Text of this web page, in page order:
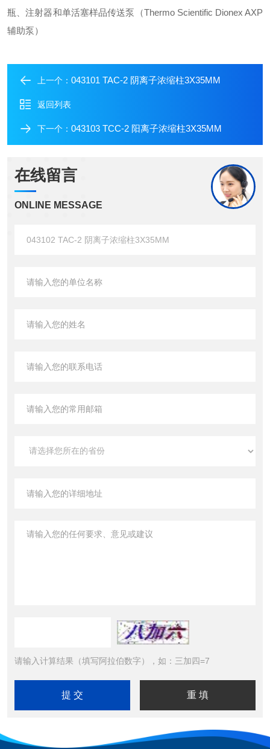
瓶、注射器和单活塞样品传送泵（Thermo Scientific Dionex AXP
辅助泵）
上一个： 043101 TAC-2 阴离子浓缩柱3X35MM
返回列表
下一个： 043103 TCC-2 阳离子浓缩柱3X35MM
在线留言
ONLINE MESSAGE
请输入计算结果（填写阿拉伯数字），如：三加四=7